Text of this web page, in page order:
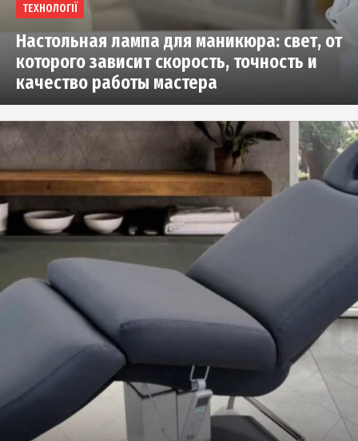
ТЕХНОЛОГІЇ
Настольная лампа для маникюра: свет, от
которого зависит скорость, точность и
качество работы мастера